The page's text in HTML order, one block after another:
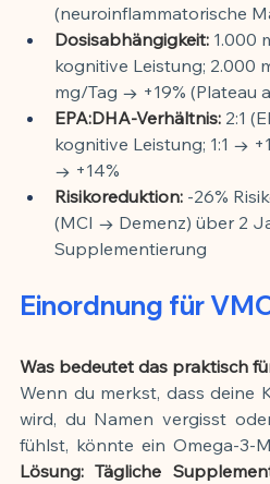
(neuroinflammatorische
Dosisabhängigkeit: 1.000
kognitive Leistung; 2.000
mg/Tag → +19% (Plateau
EPA:DHA-Verhältnis: 2:1
kognitive Leistung; 1:1 →
→ +14%
Risikoreduktion: -26%
(MCI → Demenz) über 2
Supplementierung
Einordnung für
Was bedeutet das praktisch
Wenn du merkst, dass deine
wird, du Namen vergisst
Lösung: Tägliche